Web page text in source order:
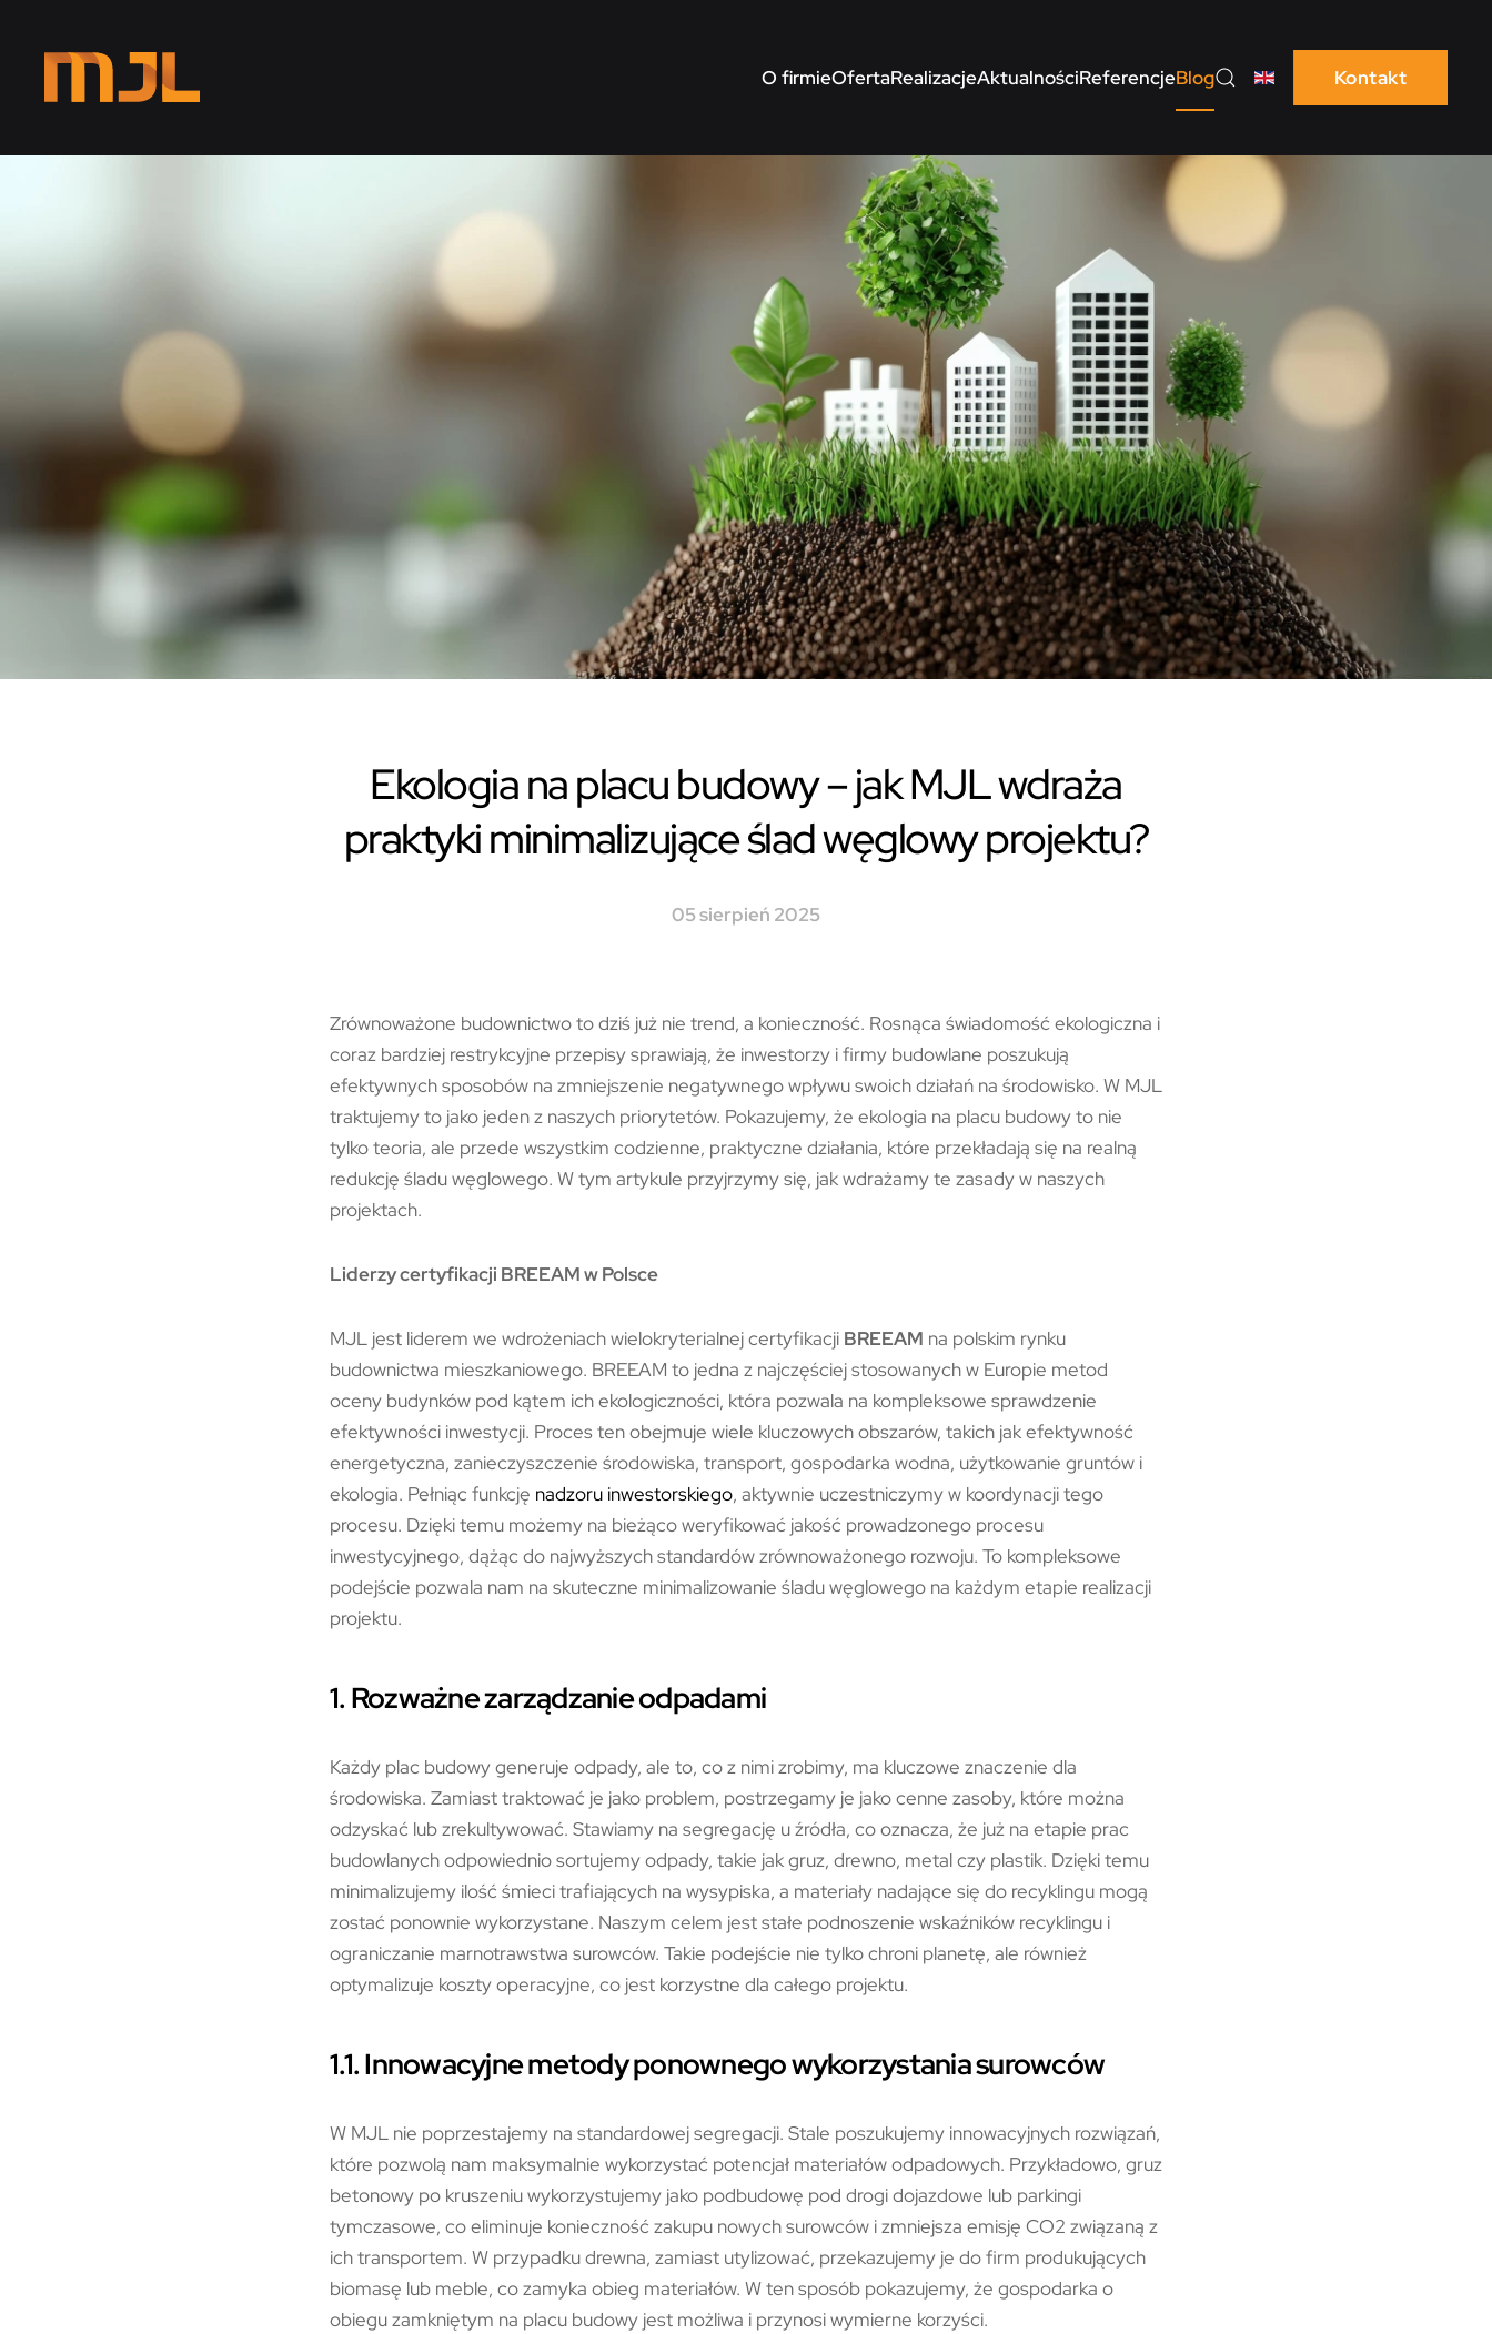
Przejdź do głównej treści
O firmieOfertaRealizacjeAktualnościReferencjeBlog Kontakt
Ekologia na placu budowy – jak MJL wdraża
praktyki minimalizujące ślad węglowy projektu?
05 sierpień 2025
Zrównoważone budownictwo to dziś już nie trend, a konieczność. Rosnąca świadomość ekologiczna i
coraz bardziej restrykcyjne przepisy sprawiają, że inwestorzy i firmy budowlane poszukują
efektywnych sposobów na zmniejszenie negatywnego wpływu swoich działań na środowisko. W MJL
traktujemy to jako jeden z naszych priorytetów. Pokazujemy, że ekologia na placu budowy to nie
tylko teoria, ale przede wszystkim codzienne, praktyczne działania, które przekładają się na realną
redukcję śladu węglowego. W tym artykule przyjrzymy się, jak wdrażamy te zasady w naszych
projektach.
Liderzy certyfikacji BREEAM w Polsce
MJL jest liderem we wdrożeniach wielokryterialnej certyfikacji BREEAM na polskim rynku
budownictwa mieszkaniowego. BREEAM to jedna z najczęściej stosowanych w Europie metod
oceny budynków pod kątem ich ekologiczności, która pozwala na kompleksowe sprawdzenie
efektywności inwestycji. Proces ten obejmuje wiele kluczowych obszarów, takich jak efektywność
energetyczna, zanieczyszczenie środowiska, transport, gospodarka wodna, użytkowanie gruntów i
ekologia. Pełniąc funkcję nadzoru inwestorskiego, aktywnie uczestniczymy w koordynacji tego
procesu. Dzięki temu możemy na bieżąco weryfikować jakość prowadzonego procesu
inwestycyjnego, dążąc do najwyższych standardów zrównoważonego rozwoju. To kompleksowe
podejście pozwala nam na skuteczne minimalizowanie śladu węglowego na każdym etapie realizacji
projektu.
1. Rozważne zarządzanie odpadami
Każdy plac budowy generuje odpady, ale to, co z nimi zrobimy, ma kluczowe znaczenie dla
środowiska. Zamiast traktować je jako problem, postrzegamy je jako cenne zasoby, które można
odzyskać lub zrekultywować. Stawiamy na segregację u źródła, co oznacza, że już na etapie prac
budowlanych odpowiednio sortujemy odpady, takie jak gruz, drewno, metal czy plastik. Dzięki temu
minimalizujemy ilość śmieci trafiających na wysypiska, a materiały nadające się do recyklingu mogą
zostać ponownie wykorzystane. Naszym celem jest stałe podnoszenie wskaźników recyklingu i
ograniczanie marnotrawstwa surowców. Takie podejście nie tylko chroni planetę, ale również
optymalizuje koszty operacyjne, co jest korzystne dla całego projektu.
1.1. Innowacyjne metody ponownego wykorzystania surowców
W MJL nie poprzestajemy na standardowej segregacji. Stale poszukujemy innowacyjnych rozwiązań,
które pozwolą nam maksymalnie wykorzystać potencjał materiałów odpadowych. Przykładowo, gruz
betonowy po kruszeniu wykorzystujemy jako podbudowę pod drogi dojazdowe lub parkingi
tymczasowe, co eliminuje konieczność zakupu nowych surowców i zmniejsza emisję CO2 związaną z
ich transportem. W przypadku drewna, zamiast utylizować, przekazujemy je do firm produkujących
biomasę lub meble, co zamyka obieg materiałów. W ten sposób pokazujemy, że gospodarka o
obiegu zamkniętym na placu budowy jest możliwa i przynosi wymierne korzyści.